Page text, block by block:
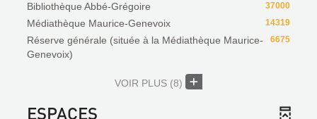
37000
Bibliothèque Abbé-Grégoire
14319
Médiathèque Maurice-Genevoix
6675
Réserve générale (située à la Médiathèque Maurice-
Genevoix)
VOIR PLUS (8)
ESPACES